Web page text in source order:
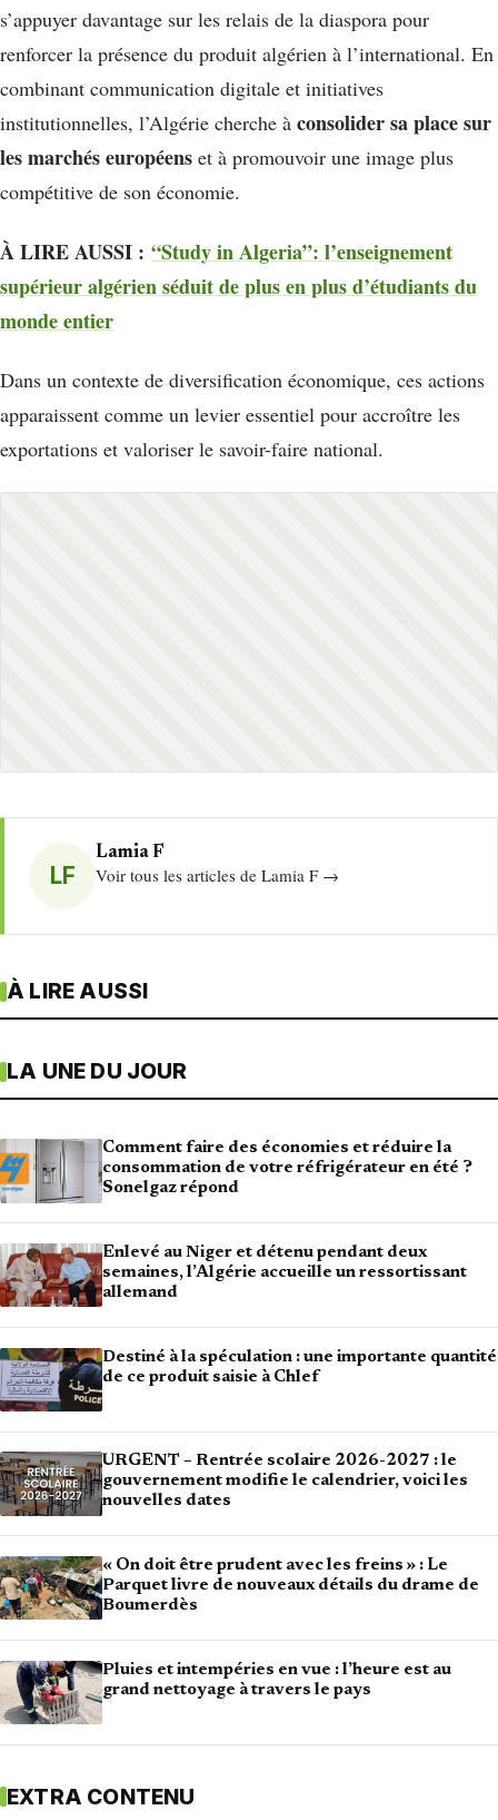
s’appuyer davantage sur les relais de la diaspora pour
renforcer la présence du produit algérien à l’international. En
combinant communication digitale et initiatives
institutionnelles, l’Algérie cherche à consolider sa place sur
les marchés européens et à promouvoir une image plus
compétitive de son économie.
À LIRE AUSSI : “Study in Algeria”: l’enseignement
supérieur algérien séduit de plus en plus d’étudiants du
monde entier
Dans un contexte de diversification économique, ces actions
apparaissent comme un levier essentiel pour accroître les
exportations et valoriser le savoir-faire national.
LF
Lamia F
Voir tous les articles de Lamia F →
À LIRE AUSSI
LA UNE DU JOUR
Comment faire des économies et réduire la
consommation de votre réfrigérateur en été ?
Sonelgaz répond
Enlevé au Niger et détenu pendant deux
semaines, l’Algérie accueille un ressortissant
allemand
Destiné à la spéculation : une importante quantité
de ce produit saisie à Chlef
URGENT – Rentrée scolaire 2026-2027 : le
gouvernement modifie le calendrier, voici les
nouvelles dates
« On doit être prudent avec les freins » : Le
Parquet livre de nouveaux détails du drame de
Boumerdès
Pluies et intempéries en vue : l’heure est au
grand nettoyage à travers le pays
EXTRA CONTENU